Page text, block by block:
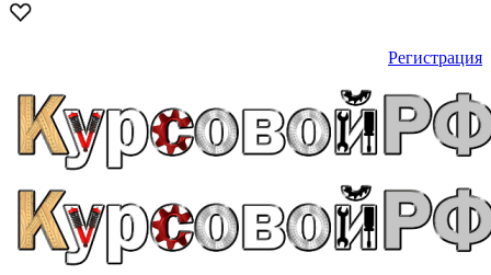
Регистрация